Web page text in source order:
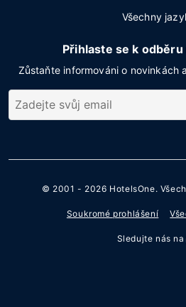
Všechny
Přihlaste se k
Zůstaňte informováni o novinkách
© 2001 - 2026 HotelsOne.
Soukromé prohlášení
Sledujte nás na